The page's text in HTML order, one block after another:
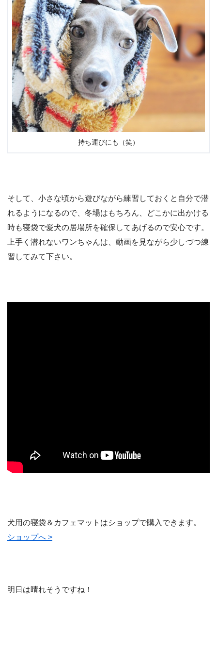
持ち運びにも（笑）
そして、小さな頃から遊びながら練習しておくと自分で潜
れるようになるので、冬場はもちろん、どこかに出かける
時も寝袋で愛犬の居場所を確保してあげるので安心です。
上手く潜れないワンちゃんは、動画を見ながら少しづつ練
習してみて下さい。
犬用の寝袋＆カフェマットはショップで購入できます。
ショップへ >
明日は晴れそうですね！